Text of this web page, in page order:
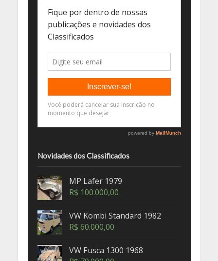
Novidades dos Classificados
MP Lafer 1979
R$ 100.000,00
VW Kombi Standard 1982
R$ 60.000,00
VW Fusca 1300 1968